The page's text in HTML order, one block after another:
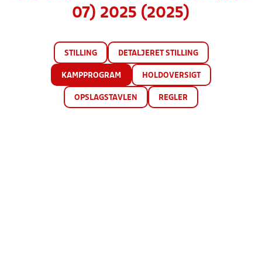
07) 2025 (2025)
STILLING DETALJERET STILLING
KAMPPROGRAM HOLDOVERSIGT
OPSLAGSTAVLEN REGLER